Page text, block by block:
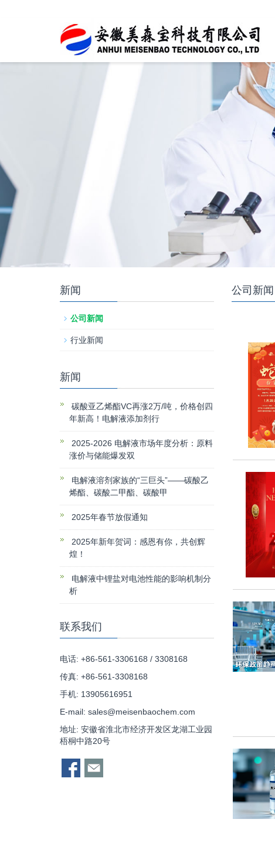
公司新闻
新闻
公司新闻
行业新闻
新闻
碳酸亚乙烯酯VC再涨2万/吨，价格创四
年新高！电解液添加剂行
2025-2026 电解液市场年度分析：原料
涨价与储能爆发双
电解液溶剂家族的“三巨头”——碳酸乙
烯酯、碳酸二甲酯、碳酸甲
2025年春节放假通知
2025年新年贺词：感恩有你，共创辉
煌！
电解液中锂盐对电池性能的影响机制分
析
联系我们
电话: +86-561-3306168 / 3308168
传真: +86-561-3308168
手机: 13905616951
E-mail: sales@meisenbaochem.com
地址: 安徽省淮北市经济开发区龙湖工业园
梧桐中路20号